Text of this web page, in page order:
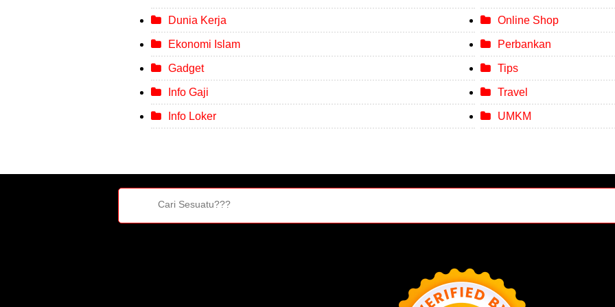
Dunia Kerja
Ekonomi Islam
Gadget
Info Gaji
Info Loker
Online Shop
Perbankan
Tips
Travel
UMKM